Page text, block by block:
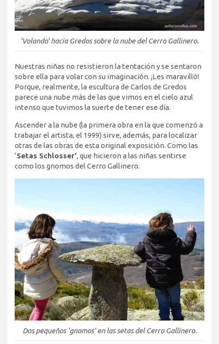
‘Volando’ hacia Gredos sobre la nube del Cerro Gallinero.
Nuestras niñas no resistieron la tentación y se sentaron
sobre ella para volar con su imaginación. ¡Les maravilló!
Porque, realmente, la escultura de Carlos de Gredos
parece una nube más de las que vimos en el cielo azul
intenso que tuvimos la suerte de tener ese día.
Ascender a la nube (la primera obra en la que comenzó a
trabajar el artista, el 1999) sirve, además, para localizar
otras de las obras de esta original exposición. Como las
‘Setas Schlosser’, que hicieron a las niñas sentirse
como los gnomos del Cerro Gallinero.
Dos pequeños ‘gnomos’ en las setas del Cerro Gallinero.